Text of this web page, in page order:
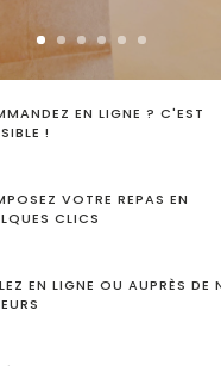
EN LIGNE ? C'EST
!
VOTRE REPAS EN
CLICS
EN LIGNE OU AUPRÈS DE